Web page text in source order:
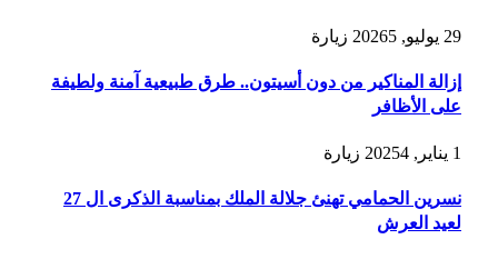
29 يوليو, 2026 5 زيارة
إزالة المناكير من دون أسيتون.. طرق طبيعية آمنة ولطيفة
على الأظافر
1 يناير, 2025 4 زيارة
نسرين الحمامي تهنئ جلالة الملك بمناسبة الذكرى ال 27
لعيد العرش